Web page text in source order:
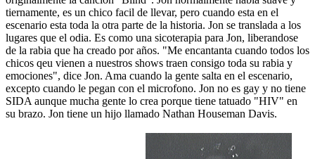
tiernamente, es un chico facil de llevar, pero cuando esta en el
escenario esta toda la otra parte de la historia. Jon se translada a los
lugares que el odia. Es como una sicoterapia para Jon, liberandose
de la rabia que ha creado por años. "Me encantanta cuando todos los
chicos qeu vienen a nuestros shows traen consigo toda su rabia y
emociones", dice Jon. Ama cuando la gente salta en el escenario,
excepto cuando le pegan con el microfono. Jon no es gay y no tiene
SIDA aunque mucha gente lo crea porque tiene tatuado "HIV" en
su brazo. Jon tiene un hijo llamado Nathan Houseman Davis.